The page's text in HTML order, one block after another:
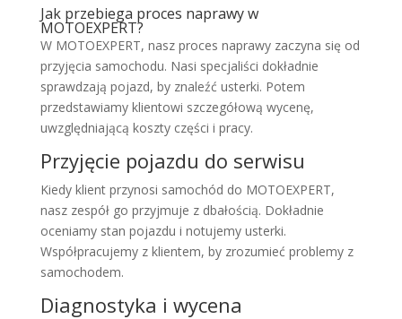
Jak przebiega proces naprawy w
MOTOEXPERT?
W MOTOEXPERT, nasz proces naprawy zaczyna się od
przyjęcia samochodu. Nasi specjaliści dokładnie
sprawdzają pojazd, by znaleźć usterki. Potem
przedstawiamy klientowi szczegółową wycenę,
uwzględniającą koszty części i pracy.
Przyjęcie pojazdu do serwisu
Kiedy klient przynosi samochód do MOTOEXPERT,
nasz zespół go przyjmuje z dbałością. Dokładnie
oceniamy stan pojazdu i notujemy usterki.
Współpracujemy z klientem, by zrozumieć problemy z
samochodem.
Diagnostyka i wycena